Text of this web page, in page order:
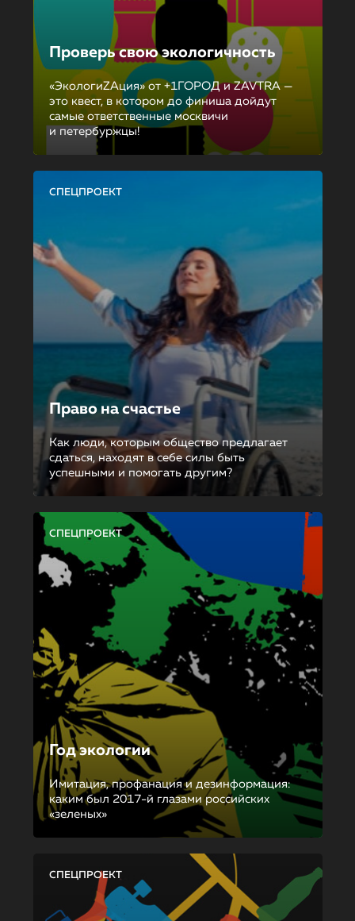
Проверь свою экологичность
«ЭкологиZAция» от +1ГОРОД и ZAVTRA —
это квест, в котором до финиша дойдут
самые ответственные москвичи
и петербуржцы!
СПЕЦПРОЕКТ
Право на счастье
Как люди, которым общество предлагает
сдаться, находят в себе силы быть
успешными и помогать другим?
СПЕЦПРОЕКТ
Год экологии
Имитация, профанация и дезинформация:
каким был 2017-й глазами российских
«зеленых»
СПЕЦПРОЕКТ